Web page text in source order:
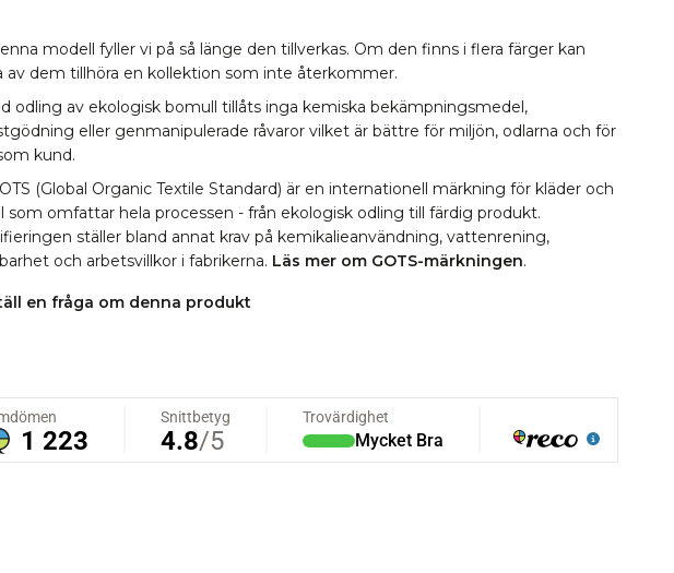
modell fyller vi på så länge den tillverkas. Om den finns i flera färger kan
av dem tillhöra en kollektion som inte återkommer.
odling av ekologisk bomull tillåts inga kemiska bekämpningsmedel,
eller genmanipulerade råvaror vilket är bättre för miljön, odlarna och för
kund.
(Global Organic Textile Standard) är en internationell märkning för kläder och
som omfattar hela processen - från ekologisk odling till färdig produkt.
ställer bland annat krav på kemikalieanvändning, vattenrening,
och arbetsvillkor i fabrikerna. Läs mer om GOTS-märkningen.
en fråga om denna produkt